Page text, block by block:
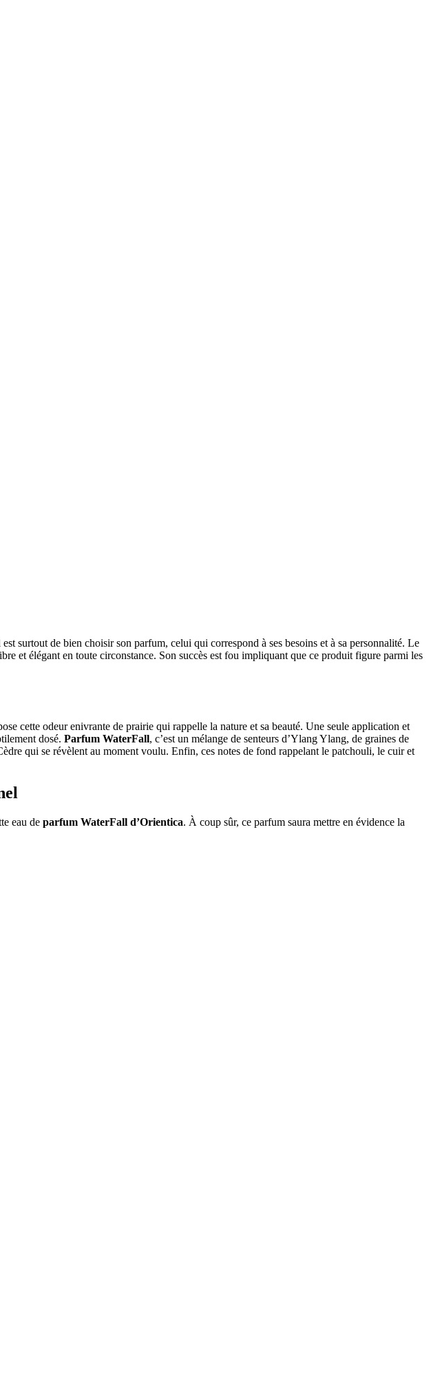
surtout de bien choisir son parfum, celui qui correspond à ses besoins et à sa personnalité. Le
et élégant en toute circonstance. Son succès est fou impliquant que ce produit figure parmi les
cette odeur enivrante de prairie qui rappelle la nature et sa beauté. Une seule application et
dosé. Parfum WaterFall, c’est un mélange de senteurs d’Ylang Ylang, de graines de
qui se révèlent au moment voulu. Enfin, ces notes de fond rappelant le patchouli, le cuir et
eau de parfum WaterFall d’Orientica. À coup sûr, ce parfum saura mettre en évidence la